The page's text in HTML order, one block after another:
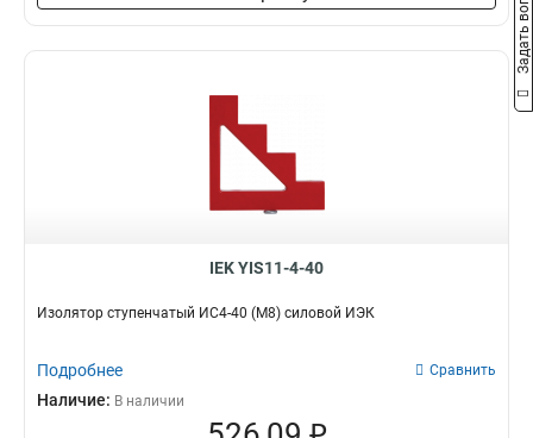
IEK YIS11-4-40
Изолятор ступенчатый ИС4-40 (М8) силовой ИЭК
Подробнее Сравнить
Наличие: В наличии
Задать вопрос